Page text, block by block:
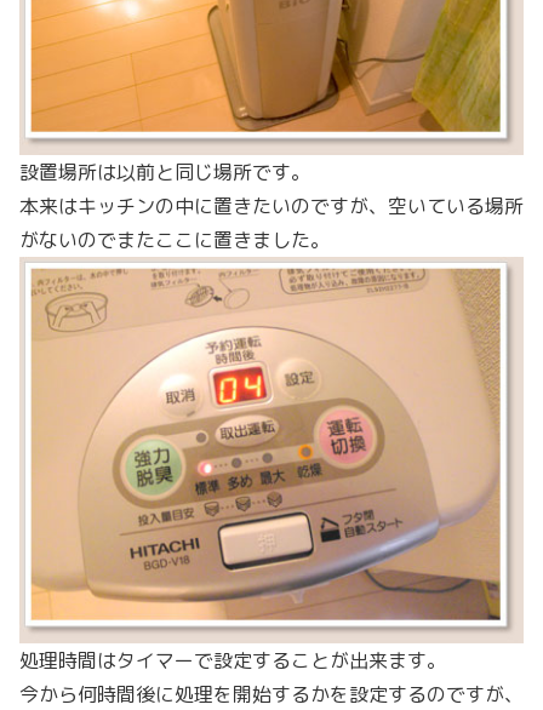
設置場所は以前と同じ場所です。
本来はキッチンの中に置きたいのですが、空いている場所
がないのでまたここに置きました。
処理時間はタイマーで設定することが出来ます。
今から何時間後に処理を開始するかを設定するのですが、